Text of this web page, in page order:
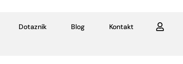
Dotazník Blog Kontakt